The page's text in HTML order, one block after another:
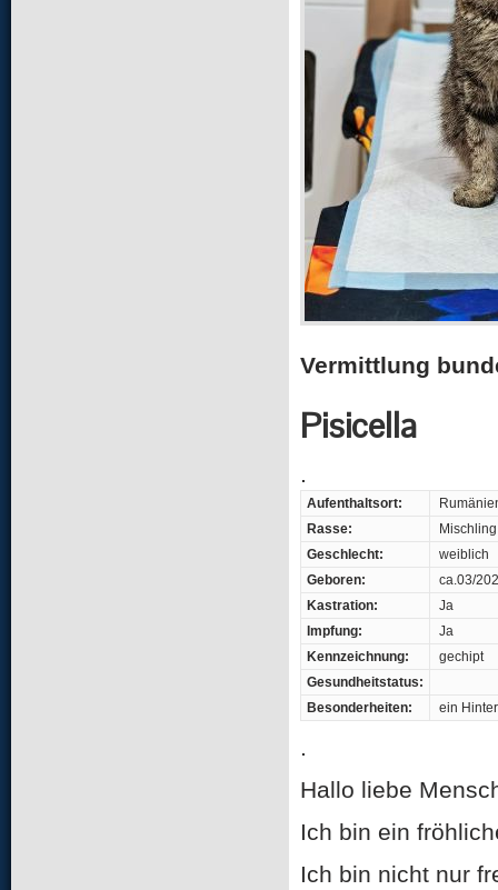
Vermittlung
Pisicella
.
Aufenthaltsort:
Rasse:
Mischling
Geschlecht:
weiblich
Geboren:
ca.03/
Kastration:
Ja
Impfung:
Ja
Kennzeichnung:
gechipt
Gesundheitstatus:
Besonderheiten:
ein
.
Hallo liebe
Ich bin ein
Ich bin nicht nur